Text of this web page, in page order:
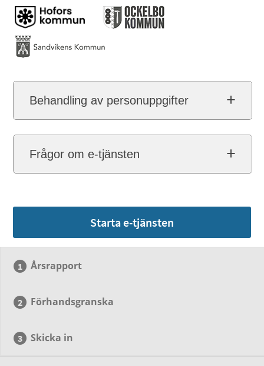
Behandling av personuppgifter
Frågor om e-tjänsten
Starta e-tjänsten
Årsrapport
Förhandsgranska
Skicka in